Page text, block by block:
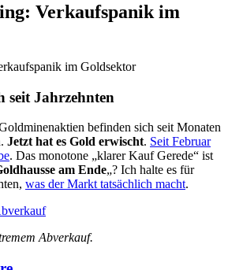
Verkaufspanik im
seit Jahrzehnten
befinden sich seit Monaten
Jetzt hat es Gold erwischt. Seit Februar
. Das monotone „klarer Kauf Gerede“ ist
am Ende„? Ich halte es für
was der Markt tatsächlich macht.
Abverkauf.